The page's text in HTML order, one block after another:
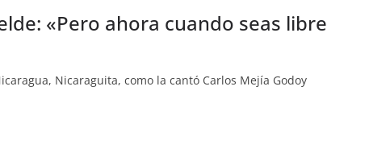
«Pero ahora cuando seas libre
Nicaraguita, como la cantó Carlos Mejía Godoy